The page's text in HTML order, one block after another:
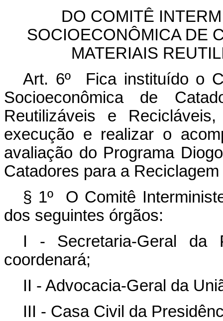
DO COMITÊ
SOCIOECONÔMICA DE
MATERIAIS
Art. 6º Fica instituído o
Socioeconômica de
Reutilizáveis e
execução e realizar o
avaliação do Programa
Catadores para a Reciclagem
§ 1º O Comitê
dos seguintes órgãos:
I - Secretaria-Geral da
coordenará;
II - Advocacia-Geral da
III - Casa Civil da